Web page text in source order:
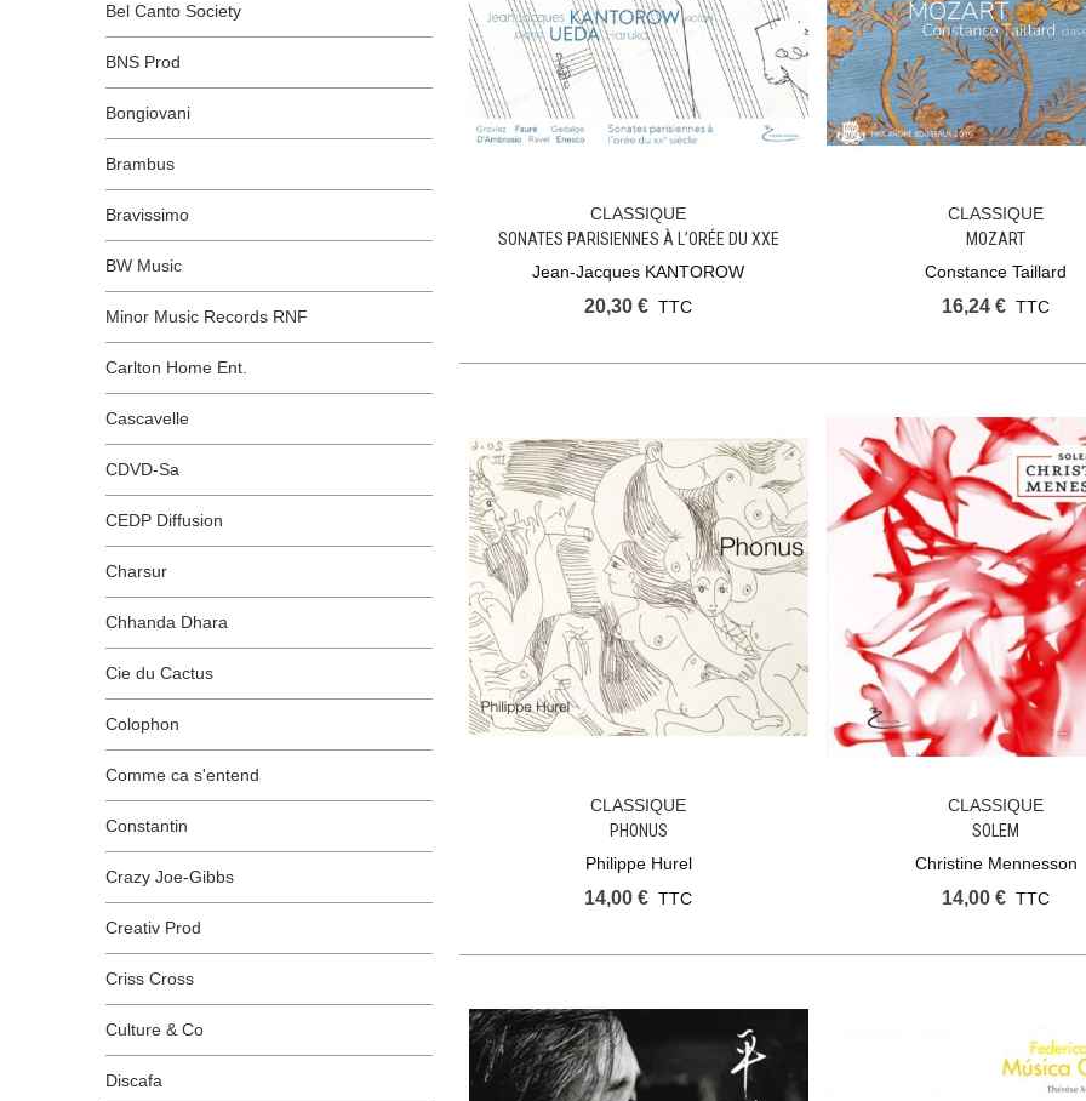
Bel Canto Society
BNS Prod
Bongiovani
Brambus
Bravissimo
BW Music
Minor Music Records RNF
Carlton Home Ent.
Cascavelle
CDVD-Sa
CEDP Diffusion
Charsur
Chhanda Dhara
Cie du Cactus
Colophon
Comme ca s'entend
Constantin
Crazy Joe-Gibbs
Creativ Prod
Criss Cross
Culture & Co
Discafa
Ajouter Au Panier
CLASSIQUE
SONATES PARISIENNES À L’ORÉE DU XXE
SIÈCLE
Jean-Jacques KANTOROW
20,30 € TTC
Ajouter Au Panier
CLASSIQUE
MOZART
Constance Taillard
16,24 € TTC
Ajouter Au Panier
CLASSIQUE
PHONUS
Philippe Hurel
14,00 € TTC
Ajouter Au Panier
CLASSIQUE
SOLEM
Christine Mennesson
14,00 € TTC